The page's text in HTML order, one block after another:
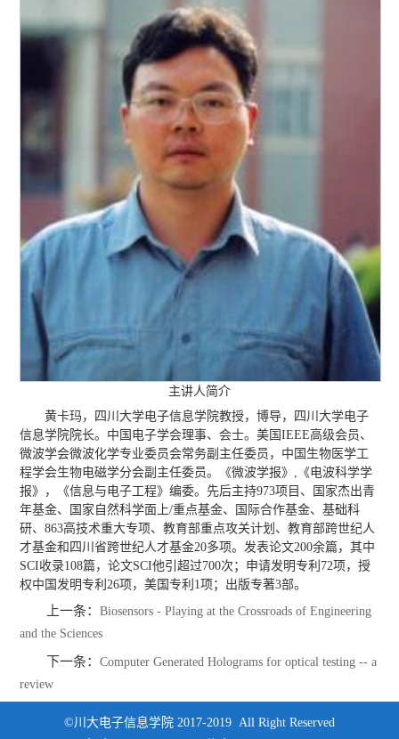
主讲人简介
黄卡玛，四川大学电子信息学院教授，博导，四川大学电子
信息学院院长。中国电子学会理事、会士。美国IEEE高级会员、
微波学会微波化学专业委员会常务副主任委员，中国生物医学工
程学会生物电磁学分会副主任委员。《微波学报》,《电波科学学
报》，《信息与电子工程》编委。先后主持973项目、国家杰出青
年基金、国家自然科学面上/重点基金、国际合作基金、基础科
研、863高技术重大专项、教育部重点攻关计划、教育部跨世纪人
才基金和四川省跨世纪人才基金20多项。发表论文200余篇，其中
SCI收录108篇，论文SCI他引超过700次；申请发明专利72项，授
权中国发明专利26项，美国专利1项；出版专著3部。
上一条：Biosensors - Playing at the Crossroads of Engineering
and the Sciences
下一条：Computer Generated Holograms for optical testing -- a
review
©川大电子信息学院 2017-2019 All Right Reserved